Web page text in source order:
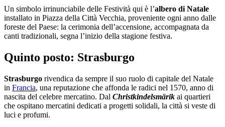
Un simbolo irrinunciabile delle Festività qui è l’albero di Natale
installato in Piazza della Città Vecchia, proveniente ogni anno dalle
foreste del Paese: la cerimonia dell’accensione, accompagnata da
canti tradizionali, segna l’inizio della stagione festiva.
Quinto posto: Strasburgo
Strasburgo rivendica da sempre il suo ruolo di capitale del Natale
in Francia, una reputazione che affonda le radici nel 1570, anno di
nascita del celebre mercatino. Dal Christkindelsmärik ai quartieri
che ospitano mercatini dedicati a progetti solidali, la città si veste di
luci e profumi.